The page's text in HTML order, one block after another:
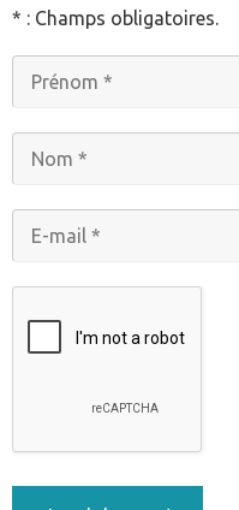
* : Champs obligatoires.